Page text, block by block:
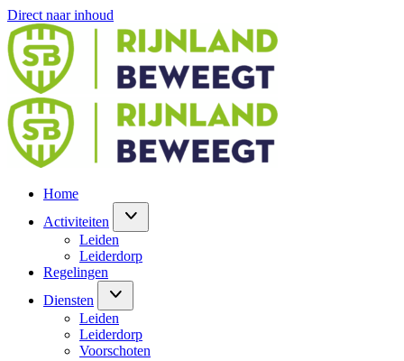
Direct naar inhoud
Home
Activiteiten
Leiden
Leiderdorp
Regelingen
Diensten
Leiden
Leiderdorp
Voorschoten